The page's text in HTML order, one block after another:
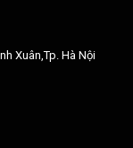
Xuân,Tp. Hà Nội